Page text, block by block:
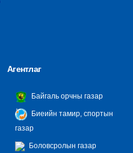
Агентлаг
Байгаль орчны газар
Биеийн тамир, спортын
газар
Боловсролын газар